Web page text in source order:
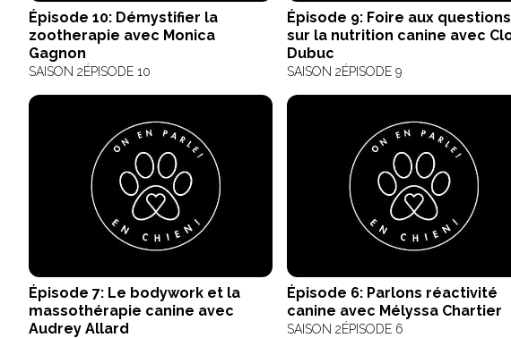
Épisode 10: Démystifier la
zootherapie avec Monica
Gagnon
SAISON 2ÉPISODE 10
Épisode 9: Foire aux questions
sur la nutrition canine avec
Dubuc
SAISON 2ÉPISODE 9
Épisode 7: Le bodywork et la
massothérapie canine avec
Audrey Allard
Épisode 6: Parlons réactivité
canine avec Mélyssa Chartier
SAISON 2ÉPISODE 6